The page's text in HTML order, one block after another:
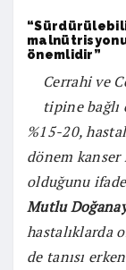
önemlidir”
Cerrahi ve
tipine bağlı
%15-20,
dönem kanser
olduğunu
Mutlu
hastalıklarda
de tanısı